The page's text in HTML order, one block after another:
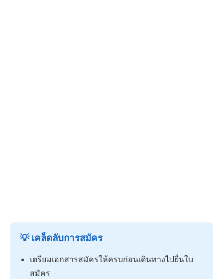
💡 เคล็ดลับการสมัคร
เตรียมเอกสารสมัครให้ครบก่อนเดินทางไปยื่นใบ
สมัคร